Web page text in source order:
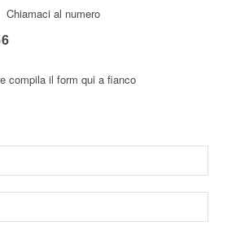
Chiamaci al numero
compila il form qui a fianco